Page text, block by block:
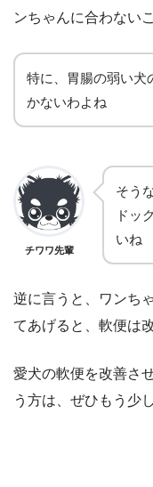
ンちゃんに合わない
特に、胃腸の弱い犬
かないわよね
チワワ先輩
そう
ドッ
いね
逆に言うと、ワンち
てあげると、軟便は
愛犬の軟便を改善さ
う方は、ぜひもう少